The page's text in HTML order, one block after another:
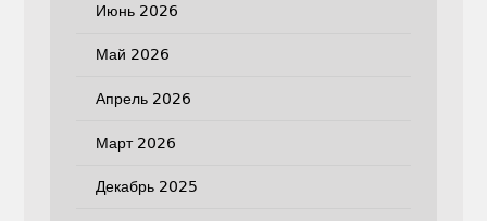
Июнь 2026
Май 2026
Апрель 2026
Март 2026
Декабрь 2025